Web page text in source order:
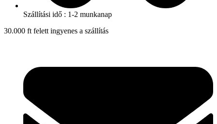
Szállítási idő : 1-2 munkanap
30.000 ft felett ingyenes a szállítás